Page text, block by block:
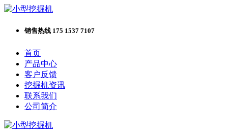
销售热线 175 1537 7107
首页
产品中心
客户反馈
挖掘机资讯
联系我们
公司简介